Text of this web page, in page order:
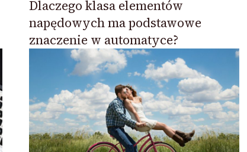
Dlaczego klasa elementów
napędowych ma podstawowe
znaczenie w automatyce?